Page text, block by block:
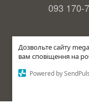
Дозвольте сайту
вам сповіщення на
Powered by
093 170-
Megasad –